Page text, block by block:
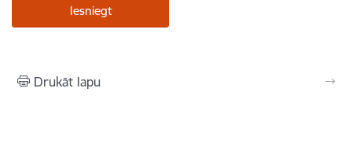
Drukāt lapu